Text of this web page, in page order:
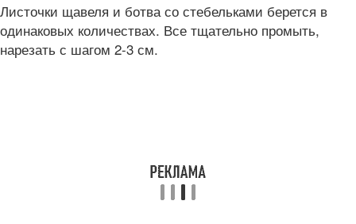
Листочки щавеля и ботва со стебельками берется в
одинаковых количествах. Все тщательно промыть,
нарезать с шагом 2-3 см.